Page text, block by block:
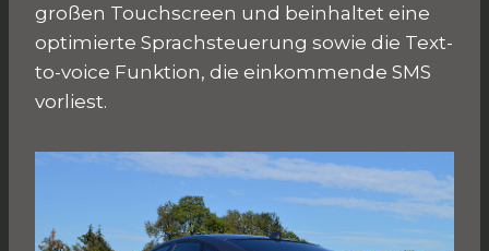
großen Touchscreen und beinhaltet eine
optimierte Sprachsteuerung sowie die Text-
to-voice Funktion, die einkommende SMS
vorliest.